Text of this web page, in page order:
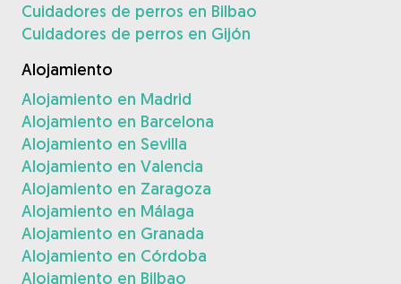
Cuidadores de perros en Bilbao
Cuidadores de perros en Gijón
Alojamiento
Alojamiento en Madrid
Alojamiento en Barcelona
Alojamiento en Sevilla
Alojamiento en Valencia
Alojamiento en Zaragoza
Alojamiento en Málaga
Alojamiento en Granada
Alojamiento en Córdoba
Alojamiento en Bilbao